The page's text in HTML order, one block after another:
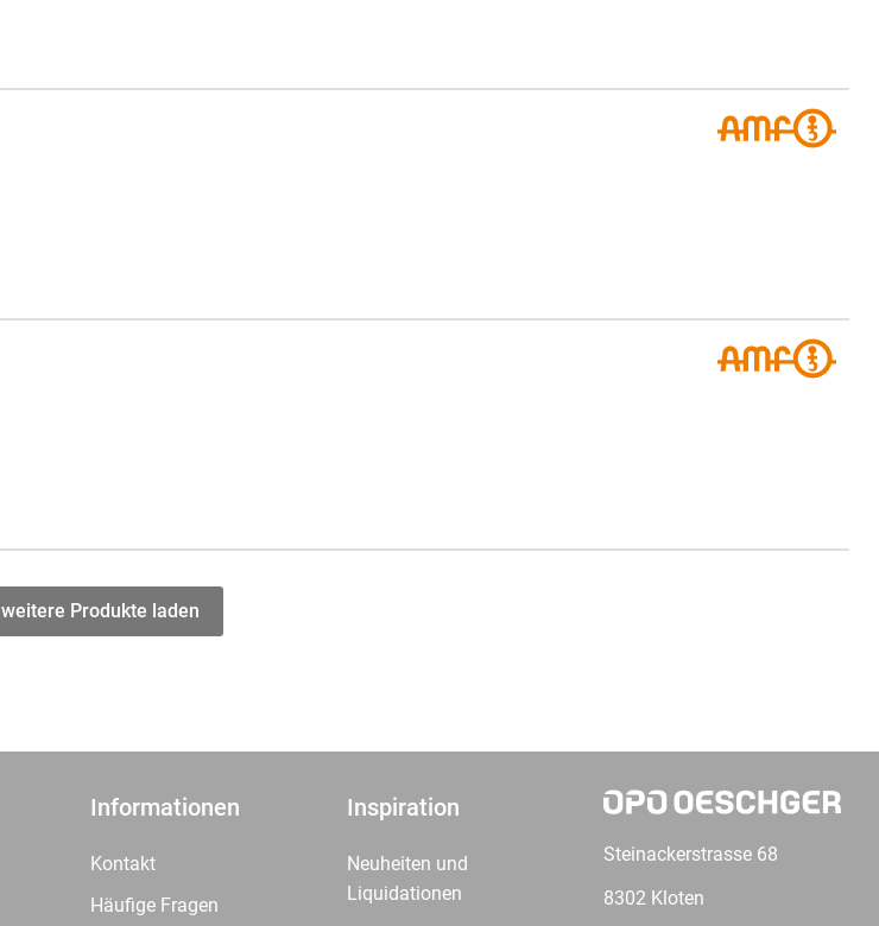
weitere Produkte laden
Informationen
Kontakt
Häufige Fragen
Inspiration
Neuheiten und
Liquidationen
Steinackerstrasse 68
8302 Kloten